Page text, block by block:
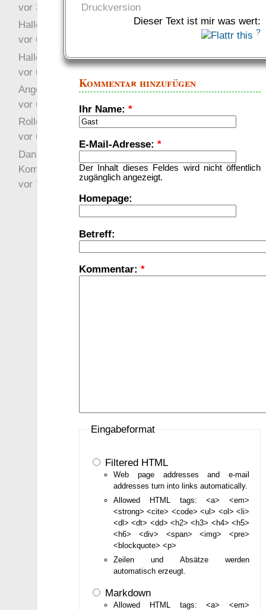
Druckversion
Dieser Text ist mir was wert:
?
Kommentar hinzufügen
Ihr Name: *
E-Mail-Adresse: *
Der Inhalt dieses Feldes wird nicht öffentlich
zugänglich angezeigt.
Homepage:
Betreff:
Kommentar: *
Eingabeformat
Filtered HTML
Web page addresses and e-mail
addresses turn into links automatically.
Allowed HTML tags: <a> <em>
<strong> <cite> <code> <ul> <ol> <li>
<dl> <dt> <dd> <h2> <h3> <h4> <h5>
<h6> <div> <span> <img> <pre>
<blockquote> <p>
Zeilen und Absätze werden
automatisch erzeugt.
Markdown
Allowed HTML tags: <a> <em>
vor 3 Jahre 46 Wochen
Hallo Ochrasylion
vor 6 Jahre 10 Wochen
Hallo Drak
vor 6 Jahre 10 Wochen
Angefragt
vor 6 Jahre 10 Wochen
Rollenspielrunde
vor 6 Jahre 10 Wochen
Danke für Deinen
Kommentar!
vor 7 Jahre 22 Wochen